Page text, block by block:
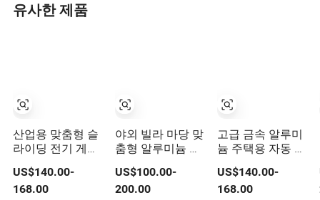
유사한 제품
산업용 맞춤형 슬
라이딩 전기 게이
트 빌라 외부 진입
로 금속 게이트
US$140.00-
168.00
야외 빌라 마당 맞
춤형 알루미늄 금
속 보안 입구 전기
자동 슬라이딩 또
는 스윙 드라이브
US$100.00-
200.00
고급 금속 알루미
늄 주택용 자동 전
기 장식 앞 스윙
게이트
US$140.00-
168.00